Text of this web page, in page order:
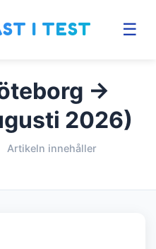
I TEST ☰
→
2026)
Artikeln innehåller